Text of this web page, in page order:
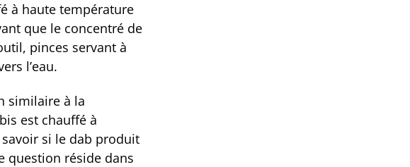
à haute température
que le concentré de
pinces servant à
l’eau.
similaire à la
est chauffé à
si le dab produit
question réside dans